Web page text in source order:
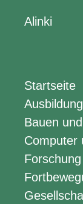
Alinki
Startseite
Bauen
Computer